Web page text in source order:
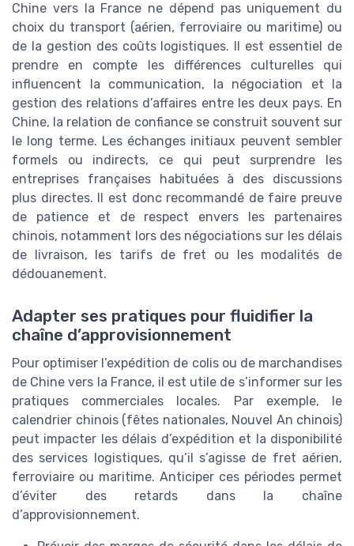
Chine vers la France ne dépend pas uniquement du
choix du transport (aérien, ferroviaire ou maritime) ou
de la gestion des coûts logistiques. Il est essentiel de
prendre en compte les différences culturelles qui
influencent la communication, la négociation et la
gestion des relations d’affaires entre les deux pays. En
Chine, la relation de confiance se construit souvent sur
le long terme. Les échanges initiaux peuvent sembler
formels ou indirects, ce qui peut surprendre les
entreprises françaises habituées à des discussions
plus directes. Il est donc recommandé de faire preuve
de patience et de respect envers les partenaires
chinois, notamment lors des négociations sur les délais
de livraison, les tarifs de fret ou les modalités de
dédouanement.
Adapter ses pratiques pour fluidifier la
chaîne d’approvisionnement
Pour optimiser l’expédition de colis ou de marchandises
de Chine vers la France, il est utile de s’informer sur les
pratiques commerciales locales. Par exemple, le
calendrier chinois (fêtes nationales, Nouvel An chinois)
peut impacter les délais d’expédition et la disponibilité
des services logistiques, qu’il s’agisse de fret aérien,
ferroviaire ou maritime. Anticiper ces périodes permet
d’éviter des retards dans la chaîne
d’approvisionnement.